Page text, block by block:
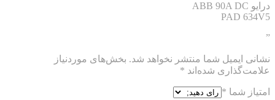
درایو ABB 90A DC
PAD 634V5
”
نشانی ایمیل شما منتشر نخواهد شد. بخش‌های موردنیاز
علامت‌گذاری شده‌اند *
امتیاز شما *